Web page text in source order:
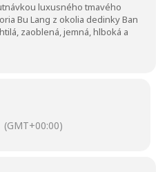
luxusného tmavého
Bu Lang z okolia dedinky Ban
zaoblená, jemná, hlboká a
(GMT+00:00)